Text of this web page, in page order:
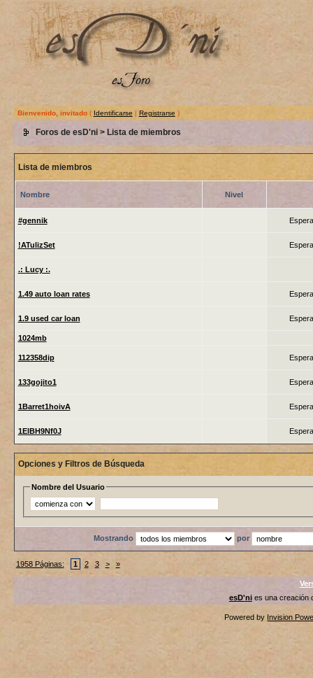
Bienvenido, invitado( Identificarse | Registrarse )
Foros de esD'ni> Lista de miembros
Lista de miembros
Nombre Nivel
#gennik
!ATulizSet
.: Lucy :.
1.49 auto loan rates
1.9 used car loan
1024mb
112358dip
133gojito1
1Barret1hoivA
1ElBH9Nf0J
Opciones y Filtros de Búsqueda
Nombre del Usuario
Mostrando por
1958 Páginas: 1 2 3 > »
esD'nies una creación
Powered by Invision